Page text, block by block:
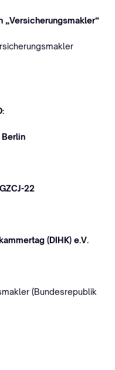
„Versicherungsmakler“
Berlin
22
(DIHK) e.V.
(Bundesrepublik